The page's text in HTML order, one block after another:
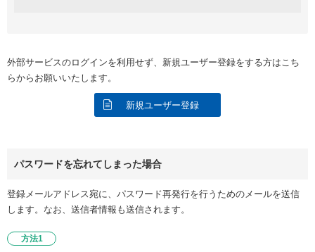
外部サービスのログインを利用せず、新規ユーザー登録をする方はこち
らからお願いいたします。
新規ユーザー登録
パスワードを忘れてしまった場合
登録メールアドレス宛に、パスワード再発行を行うためのメールを送信
します。なお、送信者情報も送信されます。
方法1